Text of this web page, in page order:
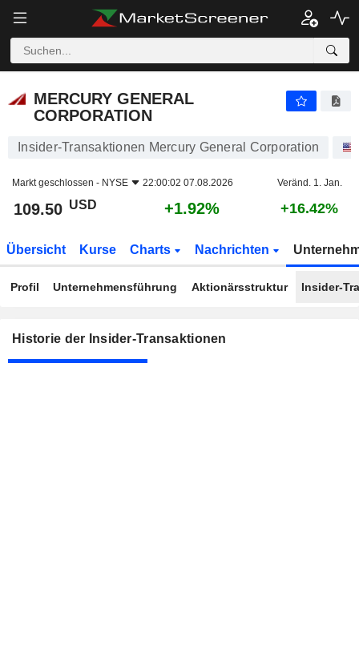
MERCURY GENERAL CORPORATION
MERCURY GENERAL
CORPORATION
Insider-Transaktionen Mercury General Corporation
Markt geschlossen - NYSE 22:00:02 07.08.2026 Veränd. 1. Jan.
109.50 USD +1.92% +16.42%
Übersicht Kurse Charts Nachrichten
Profil Unternehmensführung Aktionärsstruktur Insider-
Historie der Insider-Transaktionen